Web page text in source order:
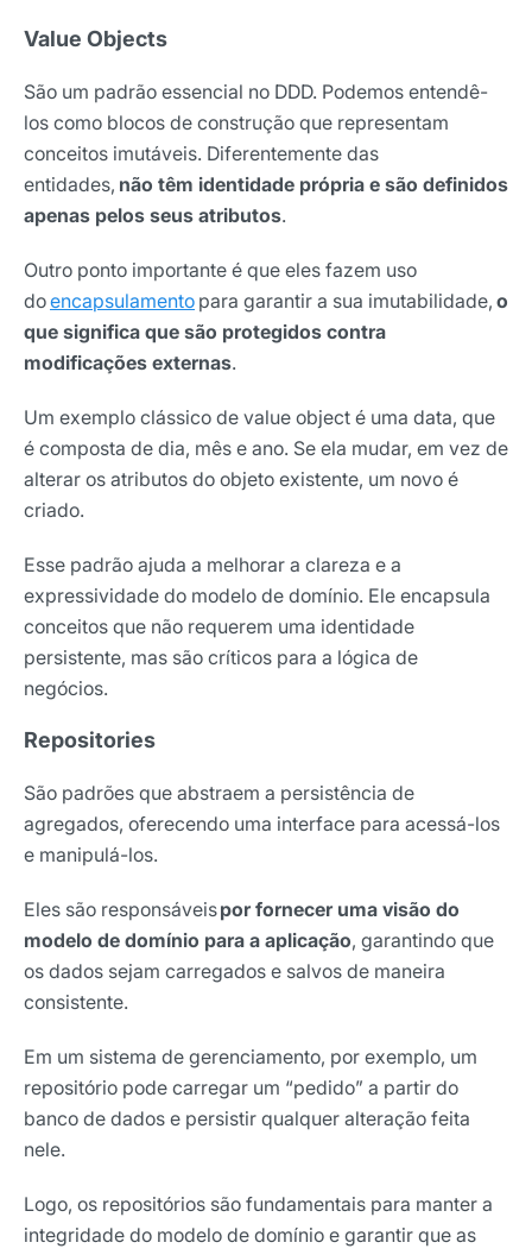
Value Objects
São um padrão essencial no DDD. Podemos entendê-
los como blocos de construção que representam
conceitos imutáveis. Diferentemente das
entidades, não têm identidade própria e são definidos
apenas pelos seus atributos.
Outro ponto importante é que eles fazem uso
doencapsulamento para garantir a sua imutabilidade, o
que significa que são protegidos contra
modificações externas.
Um exemplo clássico de value object é uma data, que
é composta de dia, mês e ano. Se ela mudar, em vez de
alterar os atributos do objeto existente, um novo é
criado.
Esse padrão ajuda a melhorar a clareza e a
expressividade do modelo de domínio. Ele encapsula
conceitos que não requerem uma identidade
persistente, mas são críticos para a lógica de
negócios.
Repositories
São padrões que abstraem a persistência de
agregados, oferecendo uma interface para acessá-los
e manipulá-los.
Eles são responsáveispor fornecer uma visão do
modelo de domínio para a aplicação, garantindo que
os dados sejam carregados e salvos de maneira
consistente.
Em um sistema de gerenciamento, por exemplo, um
repositório pode carregar um “pedido” a partir do
banco de dados e persistir qualquer alteração feita
nele.
Logo, os repositórios são fundamentais para manter a
integridade do modelo de domínio e garantir que as